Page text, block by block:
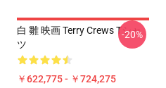
白 雛 映画 Terry Crews Tシャ
ツ
￥622,775 - ￥724,275
-20%